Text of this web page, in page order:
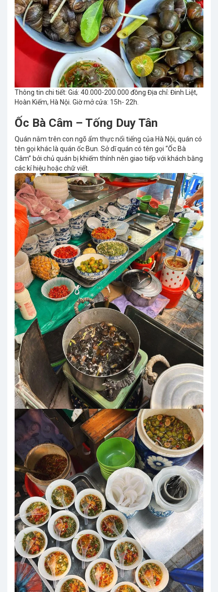
Thông tin chi tiết: Giá: 40.000-200.000 đồng Địa chỉ: Đinh Liệt,
Hoàn Kiếm, Hà Nội. Giờ mở cửa: 15h- 22h.
Ốc Bà Câm – Tống Duy Tân
Quán nằm trên con ngõ ẩm thực nổi tiếng của Hà Nội, quán có
tên gọi khác là quán ốc Bun. Sở dĩ quán có tên gọi “Ốc Bà
Câm” bởi chủ quán bị khiếm thính nên giao tiếp với khách bằng
các kí hiệu hoặc chữ viết.